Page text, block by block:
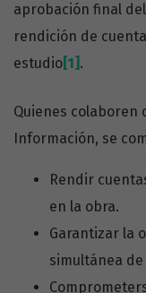
aprobación final
rendición de
estudio[1] .
Quienes colaboren
Información, se
Rendir
en la obra.
Garantizar la
simultánea